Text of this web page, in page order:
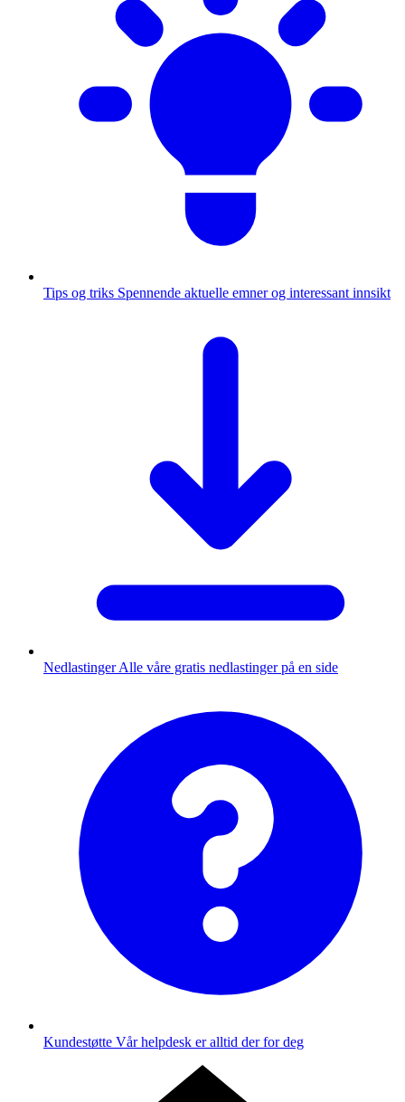
Tips og triks Spennende aktuelle emner og interessant innsikt
Nedlastinger Alle våre gratis nedlastinger på en side
Kundestøtte Vår helpdesk er alltid der for deg